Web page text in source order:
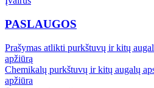
PASLAUGOS
Prašymas atlikti purkštuvų ir kitų
apžiūrą
Chemikalų purkštuvų ir kitų augalų
apžiūra